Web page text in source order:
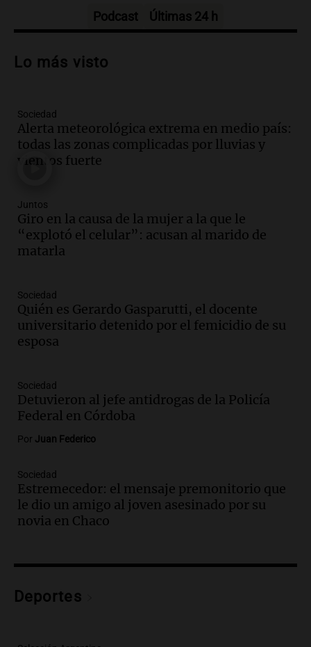
Audio.Santa Cruz restituye salarios
fechas clave de 2023
Audio.
Argentina: lluvias, tormentas y ráfagas
de viento fuertes en varias provincias
Noticias
Audio.
"Tocar en Liverpool es como tocar el
cielo con las manos"
Ahora país
música: Paloma y su violín en Cadena 3
emocionan a todos
Noticias
Episodios
la emotiva entrega del violín a la hija del
histórico limpiavidrios
Juntos
criaderos: "La superpoblación de perros
y gatos es gravísima"
Noticias Rosario
Episodios
negativas por sus redes sociales
Episodios
Podcast Últimas 24 h
Lo más visto
Sociedad
Alerta meteorológica extrema en medio país:
todas las zonas complicadas por lluvias y
vientos fuerte
Juntos
Giro en la causa de la mujer a la que le
“explotó el celular”: acusan al marido de
matarla
Sociedad
Quién es Gerardo Gasparutti, el docente
universitario detenido por el femicidio de su
esposa
Sociedad
Detuvieron al jefe antidrogas de la Policía
Federal en Córdoba
Por Juan Federico
Sociedad
Estremecedor: el mensaje premonitorio que
le dio un amigo al joven asesinado por su
novia en Chaco
Deportes